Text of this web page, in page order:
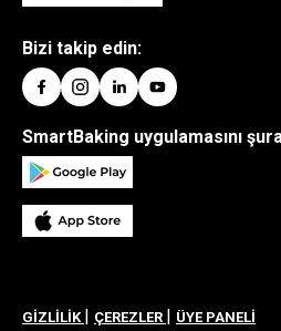
Bizi takip edin:
SmartBaking uygulamasını
GİZLİLİK ÇEREZLER ÜYE PANELİ